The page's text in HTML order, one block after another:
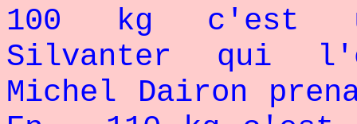
100 kg c'est
Silvanter qui
Michel Dairon